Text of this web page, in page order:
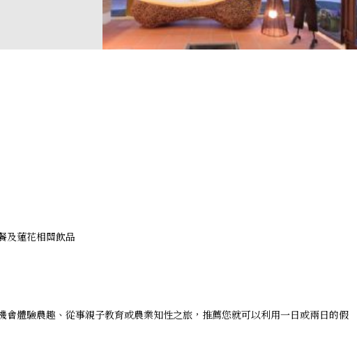
及蓮花相關飲品
會體驗農趣、從事親子教育或農業知性之旅，推薦您就可以利用一日或兩日的假